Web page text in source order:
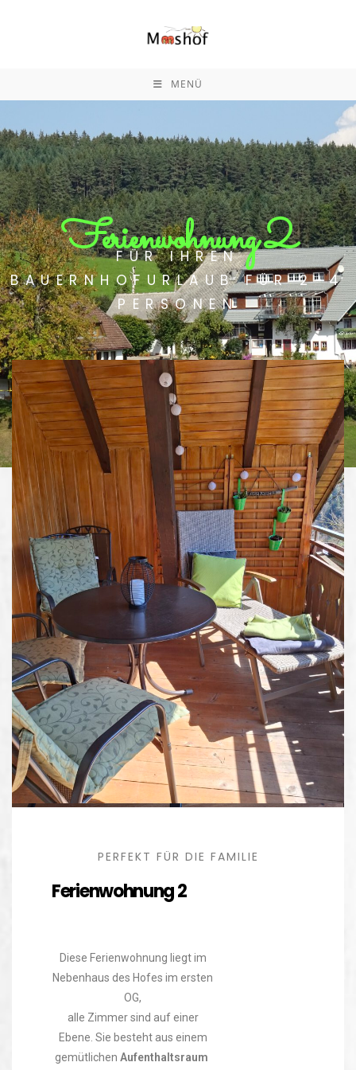
MENÜ
Ferienwohnung 2
FÜR IHREN
BAUERNHOFURLAUB FÜR 2-4
PERSONEN
PERFEKT FÜR DIE FAMILIE
Ferienwohnung 2
Diese Ferienwohnung liegt im
Nebenhaus des Hofes im ersten
OG,
alle Zimmer sind auf einer
Ebene. Sie besteht aus einem
gemütlichen Aufenthaltsraum